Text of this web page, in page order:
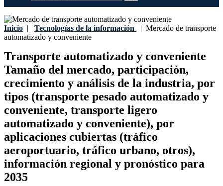
Inicio | Tecnologías de la información | Mercado de transporte
automatizado y conveniente
Transporte automatizado y conveniente
Tamaño del mercado, participación,
crecimiento y análisis de la industria, por
tipos (transporte pesado automatizado y
conveniente, transporte ligero
automatizado y conveniente), por
aplicaciones cubiertas (tráfico
aeroportuario, tráfico urbano, otros),
información regional y pronóstico para
2035